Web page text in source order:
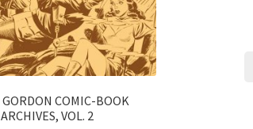
GORDON COMIC-BOOK
ARCHIVES, VOL. 2